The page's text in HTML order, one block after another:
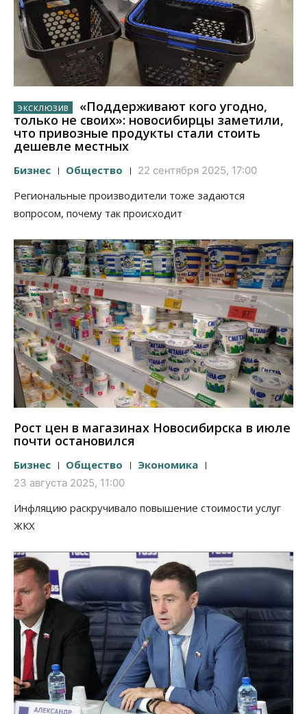
«Поддерживают кого угодно,
только не своих»: новосибирцы заметили,
что привозные продукты стали стоить
дешевле местных
Бизнес Общество 22 сентября 2025, 17:00
Региональные производители тоже задаются
вопросом, почему так происходит
Рост цен в магазинах Новосибирска в июле
почти остановился
Бизнес Общество Экономика
23 августа 2025, 11:00
Инфляцию раскручивало повышение стоимости услуг
ЖКХ